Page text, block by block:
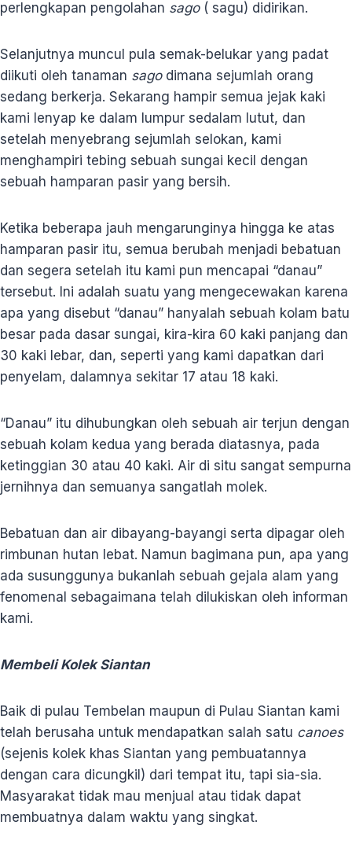
perlengkapan pengolahan sago( sagu) didirikan.
Selanjutnya muncul pula semak-belukar yang padat
diikuti oleh tanaman sagodimana sejumlah orang
sedang berkerja. Sekarang hampir semua jejak kaki
kami lenyap ke dalam lumpur sedalam lutut, dan
setelah menyebrang sejumlah selokan, kami
menghampiri tebing sebuah sungai kecil dengan
sebuah hamparan pasir yang bersih.
Ketika beberapa jauh mengarunginya hingga ke atas
hamparan pasir itu, semua berubah menjadi bebatuan
dan segera setelah itu kami pun mencapai “danau”
tersebut. Ini adalah suatu yang mengecewakan karena
apa yang disebut “danau” hanyalah sebuah kolam batu
besar pada dasar sungai, kira-kira 60 kaki panjang dan
30 kaki lebar, dan, seperti yang kami dapatkan dari
penyelam, dalamnya sekitar 17 atau 18 kaki.
“Danau” itu dihubungkan oleh sebuah air terjun dengan
sebuah kolam kedua yang berada diatasnya, pada
ketinggian 30 atau 40 kaki. Air di situ sangat sempurna
jernihnya dan semuanya sangatlah molek.
Bebatuan dan air dibayang-bayangi serta dipagar oleh
rimbunan hutan lebat. Namun bagimana pun, apa yang
ada susunggunya bukanlah sebuah gejala alam yang
fenomenal sebagaimana telah dilukiskan oleh informan
kami.
Membeli Kolek Siantan
Baik di pulau Tembelan maupun di Pulau Siantan kami
telah berusaha untuk mendapatkan salah satu canoes
(sejenis kolek khas Siantan yang pembuatannya
dengan cara dicungkil) dari tempat itu, tapi sia-sia.
Masyarakat tidak mau menjual atau tidak dapat
membuatnya dalam waktu yang singkat.